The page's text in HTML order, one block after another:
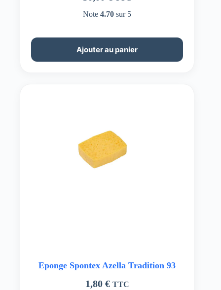
Note4.70 sur 5
Ajouter au panier
Eponge Spontex Azella Tradition 93
1,80 € TTC